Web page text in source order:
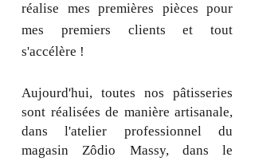
réalise mes premières pièces pour
mes premiers clients et tout
s'accélère !
Aujourd'hui, toutes nos pâtisseries
sont réalisées de manière artisanale,
dans l'atelier professionnel du
magasin Zôdio Massy, dans le